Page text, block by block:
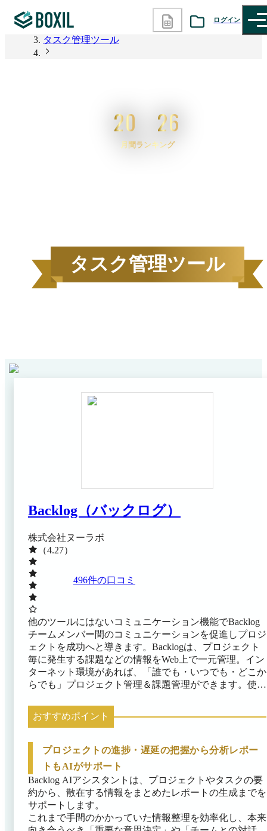
ログイン
BOXILの使い方ガイド 情報掲載をご希望の方へ
BOXIL
タスク管理ツール
20 26
月間ランキング
タスク管理ツール
Backlog（バックログ）
株式会社ヌーラボ
（4.27）
496件の口コミ
他のツールにはないコミュニケーション機能でBacklog
チームメンバー間のコミュニケーションを促進しプロジ
ェクトを成功へと導きます。Backlogは、プロジェクト
毎に発生する課題などの情報をWeb上で一元管理。イン
ターネット環境があれば、「誰でも・いつでも・どこか
らでも」プロジェクト管理＆課題管理ができます。使い
れまでにプロジェクト管理ツールを使用したことがない
方でも、すぐに、簡単に使うことができます。
おすすめポイント
プロジェクトの進捗・遅延の把握から分析レポー
トもAIがサポート
Backlog AIアシスタントは、プロジェクトやタスクの要
約から、散在する情報をまとめたレポートの生成までを
サポートします。
これまで手間のかかっていた情報整理を効率化し、本来